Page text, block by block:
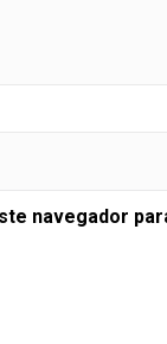
navegador